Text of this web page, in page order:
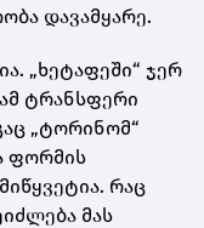
დავამყარე.
„ხეტაფეში“ ჯერ
ტრანსფერი
„ტორინომ“
ფორმის
რაც
მას